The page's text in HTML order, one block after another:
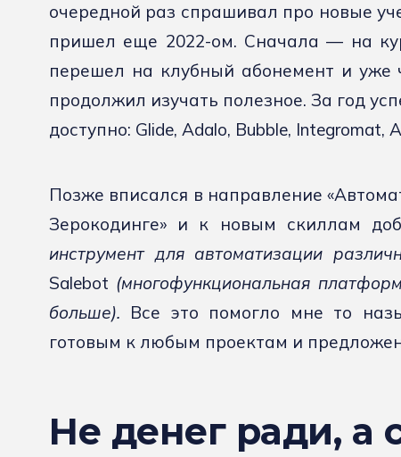
очередной раз спрашивал про новые
пришел еще 2022-ом. Сначала — на
перешел на клубный абонемент и уже
продолжил изучать полезное. За год
доступно: Glide, Adalo, Bubble, Integromat,
Позже вписался в направление
Зерокодинге» и к новым скиллам
инструмент для автоматизации
Salebot (многофункциональная
больше). Все это помогло мне то
готовым к любым проектам и
Не денег ради, а